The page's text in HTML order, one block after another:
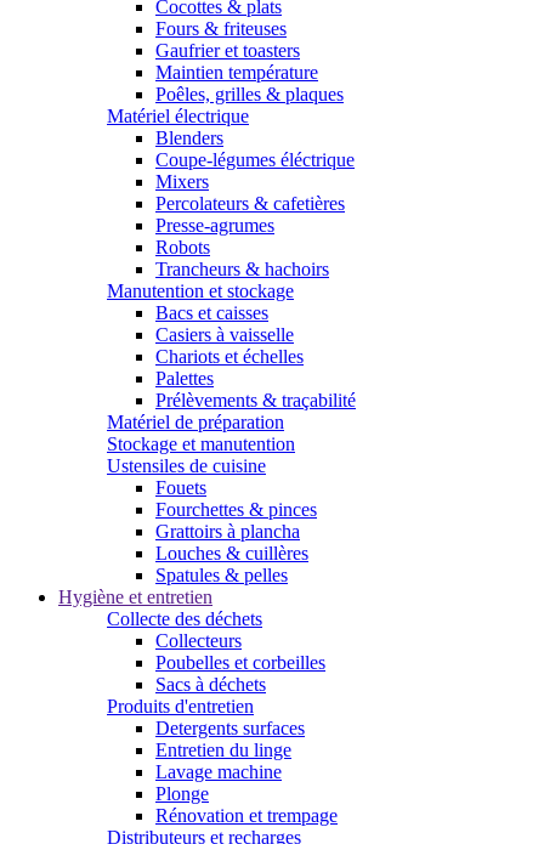
Cocottes & plats
Fours & friteuses
Gaufrier et toasters
Maintien température
Poêles, grilles & plaques
Matériel électrique
Blenders
Coupe-légumes éléctrique
Mixers
Percolateurs & cafetières
Presse-agrumes
Robots
Trancheurs & hachoirs
Manutention et stockage
Bacs et caisses
Casiers à vaisselle
Chariots et échelles
Palettes
Prélèvements & traçabilité
Matériel de préparation
Stockage et manutention
Ustensiles de cuisine
Fouets
Fourchettes & pinces
Grattoirs à plancha
Louches & cuillères
Spatules & pelles
Hygiène et entretien
Collecte des déchets
Collecteurs
Poubelles et corbeilles
Sacs à déchets
Produits d'entretien
Detergents surfaces
Entretien du linge
Lavage machine
Plonge
Rénovation et trempage
Distributeurs et recharges